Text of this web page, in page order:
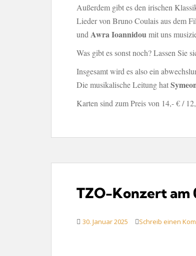
Außerdem gibt es den irischen
Lieder von Bruno Coulais aus dem
und Awra Ioannidoumit uns
Was gibt es sonst noch? Lassen Sie
Insgesamt wird es also ein
Die musikalische Leitung hat
Karten sind zum Preis von 14,- € /
TZO-Konzert am
30. Januar 2025 Schreib einen